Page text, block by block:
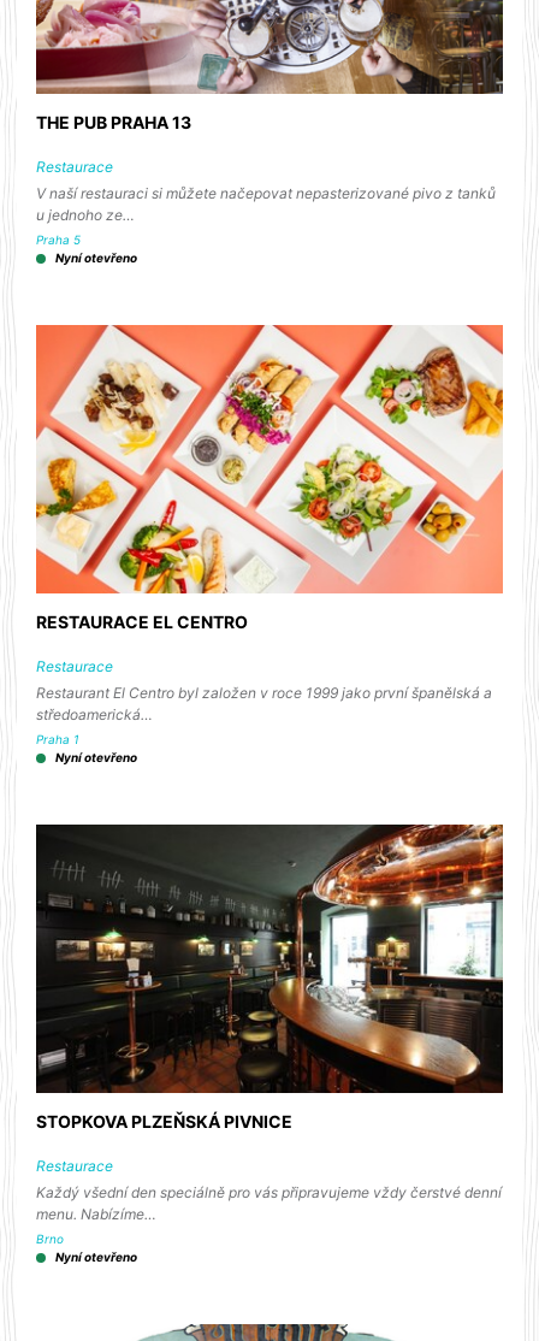
THE PUB PRAHA 13
Restaurace
V naší restauraci si můžete načepovat nepasterizované pivo z tanků
u jednoho ze…
Praha 5
Nyní otevřeno
RESTAURACE EL CENTRO
Restaurace
Restaurant El Centro byl založen v roce 1999 jako první španělská a
středoamerická…
Praha 1
Nyní otevřeno
STOPKOVA PLZEŇSKÁ PIVNICE
Restaurace
Každý všední den speciálně pro vás připravujeme vždy čerstvé denní
menu. Nabízíme…
Brno
Nyní otevřeno